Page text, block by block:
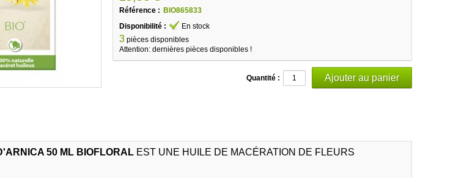
Référence : BIO865833
Disponibilité :
En stock
3 pièces disponibles
Attention: dernières pièces disponibles !
Quantité :
50 ML BIOFLORAL EST UNE HUILE DE MACÉRATION DE FLEURS